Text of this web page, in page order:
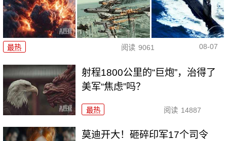
最热 阅读 9061 08-07
射程1800公里的“巨炮”，治得了
美军“焦虑”吗？
最热 阅读 14887
莫迪开大！砸碎印军17个司令